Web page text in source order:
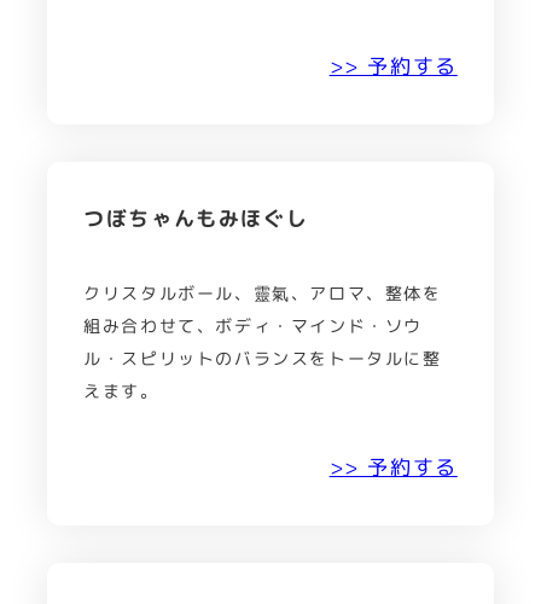
>> 予約する
つぼちゃんもみほぐし
クリスタルボール、靈氣、アロマ、整体を
組み合わせて、ボディ・マインド・ソウ
ル・スピリットのバランスをトータルに整
えます。
>> 予約する